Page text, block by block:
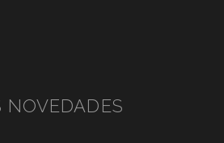
NOVEDADES